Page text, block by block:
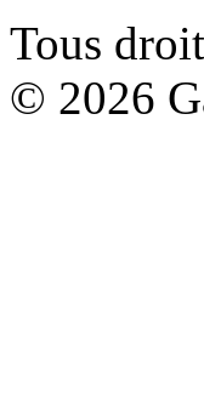
Tous
© 2026